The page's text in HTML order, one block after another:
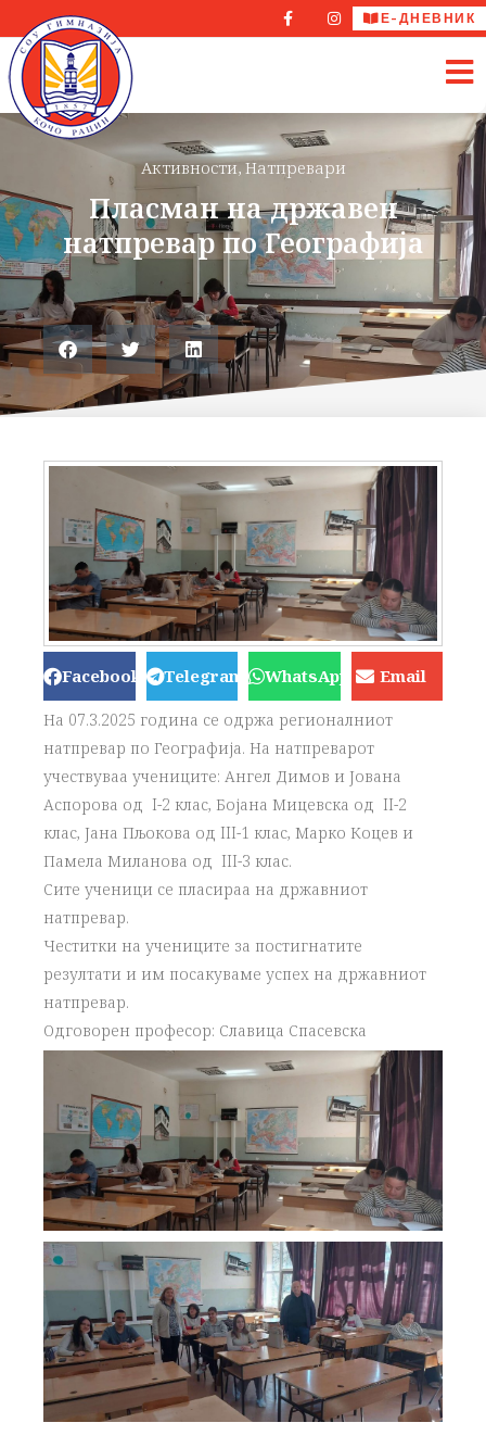
Е-ДНЕВНИК
Активности, Натпревари
Пласман на државен
натпревар по Географија
Facebook Telegram WhatsApp Email
На 07.3.2025 година се одржа регионалниот
натпревар по Географија. На натпреварот
учествуваа учениците: Ангел Димов и Јована
Аспорова од I-2 клас, Бојана Мицевска од II-2
клас, Јана Пљокова од III-1 клас, Марко Коцев и
Памела Миланова од III-3 клас.
Сите ученици се пласираа на државниот
натпревар.
Честитки на учениците за постигнатите
резултати и им посакуваме успех на државниот
натпревар.
Одговорен професор: Славица Спасевска